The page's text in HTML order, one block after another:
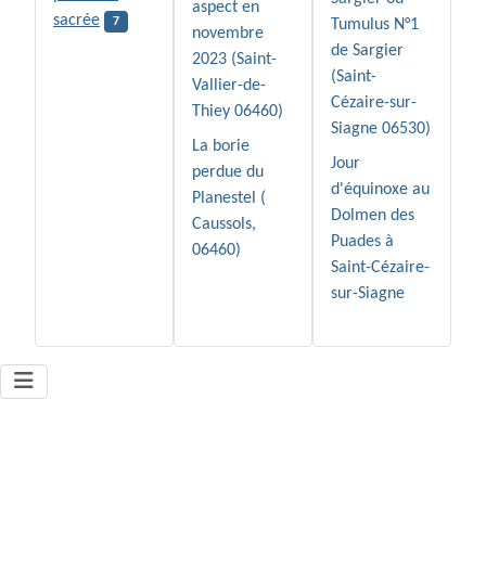
sacrée
7
aspect en
novembre
2023 (Saint-
Vallier-de-
Thiey 06460)
La borie
perdue du
Planestel (
Caussols,
06460)
Tumulus N°1
de Sargier
(Saint-
Cézaire-sur-
Siagne 06530)
Jour
d'équinoxe au
Dolmen des
Puades à
Saint-Cézaire-
sur-Siagne